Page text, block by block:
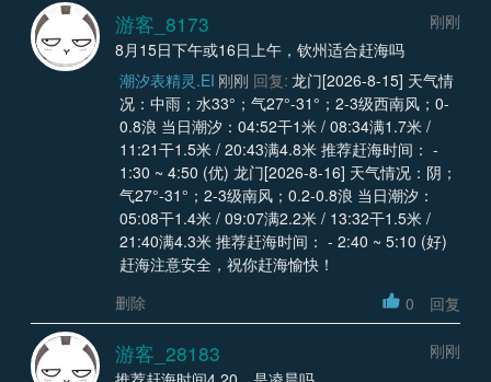
游客_8173
刚刚
8月15日下午或16日上午，钦州适合赶海吗
潮汐表精灵.EI 刚刚 回复: 龙门[2026-8-15] 天气情
况：中雨；水33°；气27°-31°；2-3级西南风；0-
0.8浪 当日潮汐：04:52干1米 / 08:34满1.7米 /
11:21干1.5米 / 20:43满4.8米 推荐赶海时间： -
1:30 ~ 4:50 (优) 龙门[2026-8-16] 天气情况：阴；
气27°-31°；2-3级南风；0.2-0.8浪 当日潮汐：
05:08干1.4米 / 09:07满2.2米 / 13:32干1.5米 /
21:40满4.3米 推荐赶海时间： - 2:40 ~ 5:10 (好)
赶海注意安全，祝你赶海愉快！
删除
0 回复
游客_28183
刚刚